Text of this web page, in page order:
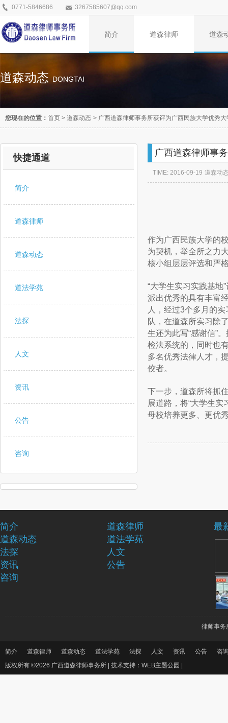
0771-5846686 3267585607@qq.com
简介 道森律师 道森
道森动态DONGTAI
您现在的位置： 首页 > 道森动态 > 广西道森律师事务所获评为广西民族大学优秀
快捷通道
简介
道森律师
道森动态
道法学苑
法探
人文
资讯
公告
咨询
广西道森律师事
TIME: 2016-09-19 道森动
作为广西民族大学的
为契机，举全所之力
核小组层层评选和严
“大学生实习实践基地
派出优秀的具有丰富
人，经过3个多月的
队，在道森所实习除
生还为此写“感谢信”
检法系统的，同时也
多名优秀法律人才，
佼者。
下一步，道森所将抓
展道路，将“大学生
母校培养更多、更优
简介
道森律师
道森动态
道法学苑
法探
人文
资讯
公告
咨询
最
律师事务
简介 道森律师 道森动态 道法学苑 法探 人文 资讯 公告
咨
版权所有 ©2026 广西道森律师事务所 | 技术支持：WEB主题公园